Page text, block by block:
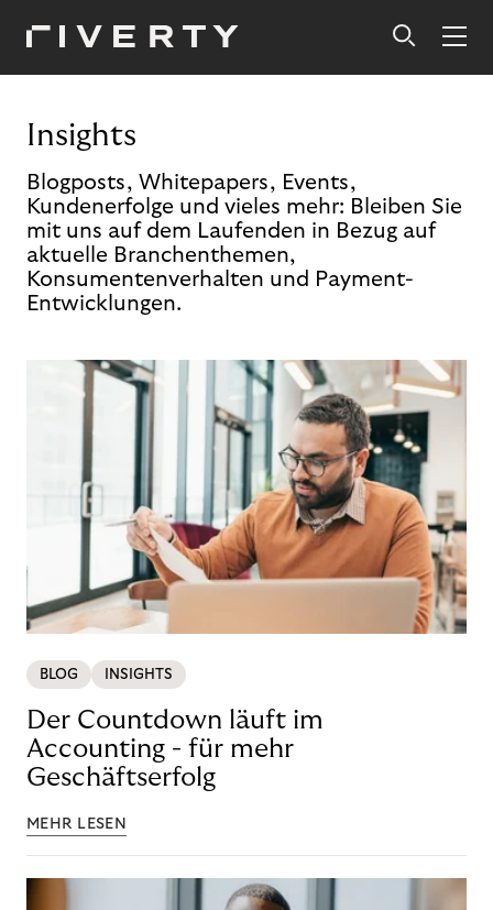
Insights
Blogposts, Whitepapers, Events,
Kundenerfolge und vieles mehr: Bleiben Sie
mit uns auf dem Laufenden in Bezug auf
aktuelle Branchenthemen,
Konsumentenverhalten und Payment-
Entwicklungen.
BLOG INSIGHTS
Der Countdown läuft im
Accounting - für mehr
Geschäftserfolg
MEHR LESEN